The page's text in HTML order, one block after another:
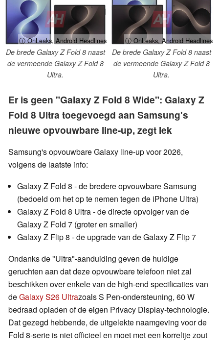
ⓘ OnLeaks, Android Headlines
De brede Galaxy Z Fold 8 naast
de vermeende Galaxy Z Fold 8
Ultra.
ⓘ OnLeaks, Android Headlines
De brede Galaxy Z Fold 8 naast
de vermeende Galaxy Z Fold 8
Ultra.
Er is geen "Galaxy Z Fold 8 Wide": Galaxy Z
Fold 8 Ultra toegevoegd aan Samsung's
nieuwe opvouwbare line-up, zegt lek
Samsung's opvouwbare Galaxy line-up voor 2026,
volgens de laatste info:
Galaxy Z Fold 8 - de bredere opvouwbare Samsung
(bedoeld om het op te nemen tegen de iPhone Ultra)
Galaxy Z Fold 8 Ultra - de directe opvolger van de
Galaxy Z Fold 7 (groter en smaller)
Galaxy Z Flip 8 - de upgrade van de Galaxy Z Flip 7
Ondanks de "Ultra"-aanduiding geven de huidige
geruchten aan dat deze opvouwbare telefoon niet zal
beschikken over enkele van de high-end specificaties van
deGalaxy S26 Ultrazoals S Pen-ondersteuning, 60 W
bedraad opladen of de eigen Privacy Display-technologie.
Dat gezegd hebbende, de uitgelekte naamgeving voor de
Fold 8-serie is niet officieel en moet met een korreltje zout